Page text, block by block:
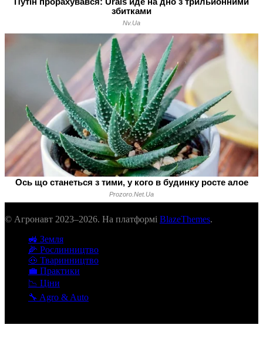
© Агронавт 2023–2026. На платформі BlazeThemes.
🚜 Земля
🌽 Рослинництво
🐽 Тваринництво
💼 Практики
📉 Ціни
🔧 Agro & Auto